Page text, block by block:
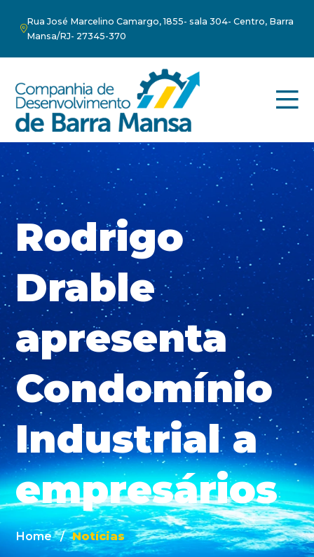
Rua José Marcelino Camargo, 1855- sala 304- Centro, Barra
Mansa/RJ- 27345-370
Rodrigo
Drable
apresenta
Condomínio
Industrial a
empresários
Home / Notícias